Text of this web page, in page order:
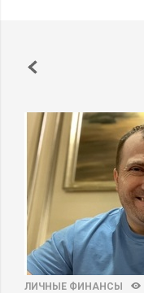
ЛИЧНЫЕ ФИНАНСЫ